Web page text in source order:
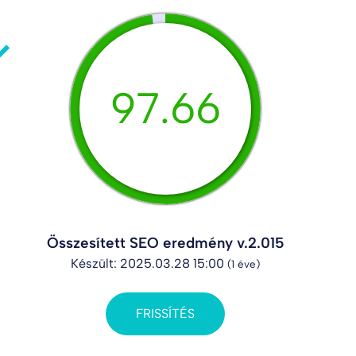
97.66
Összesített SEO eredmény v.2.015
Készült: 2025.03.28 15:00(1 éve)
FRISSÍTÉS